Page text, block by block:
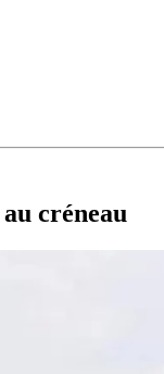
créneau